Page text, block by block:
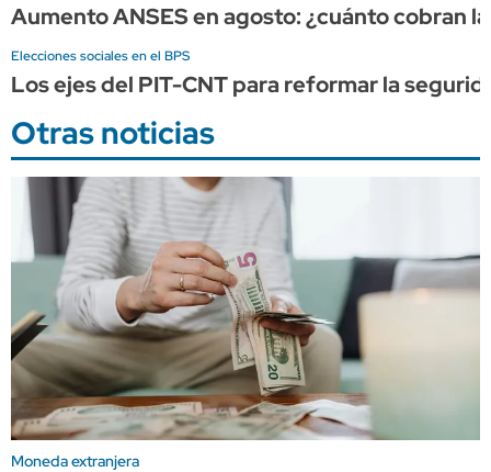
Aumento ANSES en agosto: ¿cuánto cobran
Elecciones sociales en el BPS
Los ejes del PIT-CNT para reformar la
Otras noticias
Moneda extranjera